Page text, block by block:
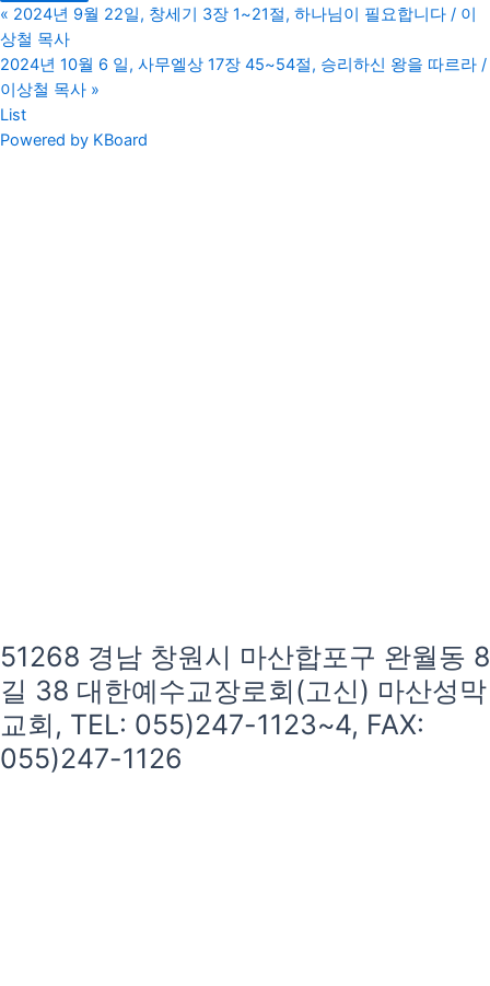
« 2024년 9월 22일, 창세기 3장 1~21절, 하나님이 필요합니다 / 이
상철 목사
2024년 10월 6 일, 사무엘상 17장 45~54절, 승리하신 왕을 따르라 /
이상철 목사 »
List
Powered by KBoard
51268 경남 창원시 마산합포구 완월동 8
길 38 대한예수교장로회(고신) 마산성막
교회, TEL: 055)247-1123~4, FAX:
055)247-1126